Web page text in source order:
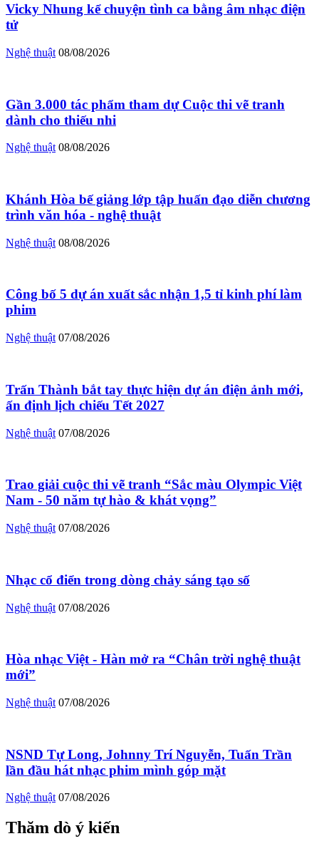
Vicky Nhung kể chuyện tình ca bằng âm nhạc điện
tử
Nghệ thuật 08/08/2026
Gần 3.000 tác phẩm tham dự Cuộc thi vẽ tranh
dành cho thiếu nhi
Nghệ thuật 08/08/2026
Khánh Hòa bế giảng lớp tập huấn đạo diễn chương
trình văn hóa - nghệ thuật
Nghệ thuật 08/08/2026
Công bố 5 dự án xuất sắc nhận 1,5 tỉ kinh phí làm
phim
Nghệ thuật 07/08/2026
Trấn Thành bắt tay thực hiện dự án điện ảnh mới,
ấn định lịch chiếu Tết 2027
Nghệ thuật 07/08/2026
Trao giải cuộc thi vẽ tranh “Sắc màu Olympic Việt
Nam - 50 năm tự hào & khát vọng”
Nghệ thuật 07/08/2026
Nhạc cổ điển trong dòng chảy sáng tạo số
Nghệ thuật 07/08/2026
Hòa nhạc Việt - Hàn mở ra “Chân trời nghệ thuật
mới”
Nghệ thuật 07/08/2026
NSND Tự Long, Johnny Trí Nguyễn, Tuấn Trần
lần đầu hát nhạc phim mình góp mặt
Nghệ thuật 07/08/2026
Thăm dò ý kiến